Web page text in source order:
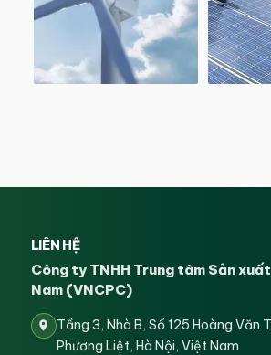
LIÊN HỆ
Công ty TNHH Trung tâm Sản
Nam (VNCPC)
Tầng 3, Nhà B, Số 125 Hoàng Văn
Phương Liệt, Hà Nội, Việt Nam